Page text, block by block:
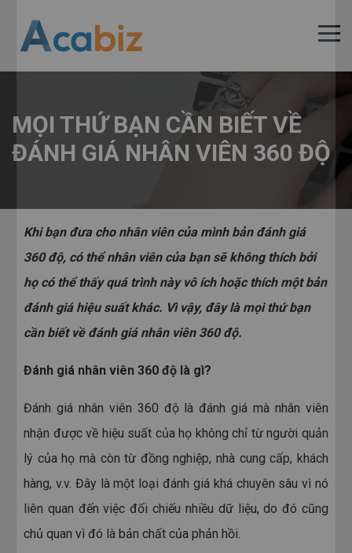
MỌI THỨ BẠN CẦN BIẾT VỀ
ĐÁNH GIÁ NHÂN VIÊN 360 ĐỘ
Khi bạn đưa cho nhân viên của mình bản đánh giá
360 độ, có thể nhân viên của bạn sẽ không thích bởi
họ có thể thấy quá trình này vô ích hoặc thích một bản
đánh giá hiệu suất khác. Vì vậy, đây là mọi thứ bạn
cần biết về đánh giá nhân viên 360 độ.
Đánh giá nhân viên 360 độ là gì?
Đánh giá nhân viên 360 độ là đánh giá mà nhân viên
nhận được về hiệu suất của họ không chỉ từ người quản
lý của họ mà còn từ đồng nghiệp, nhà cung cấp, khách
hàng, v.v. Đây là một loại đánh giá khá chuyên sâu vì nó
liên quan đến việc đối chiếu nhiều dữ liệu, do đó cũng
chủ quan vì đó là bản chất của phản hồi.
Tư vấn giải pháp đào tạo nhân sự trực
tuyến Acabiz